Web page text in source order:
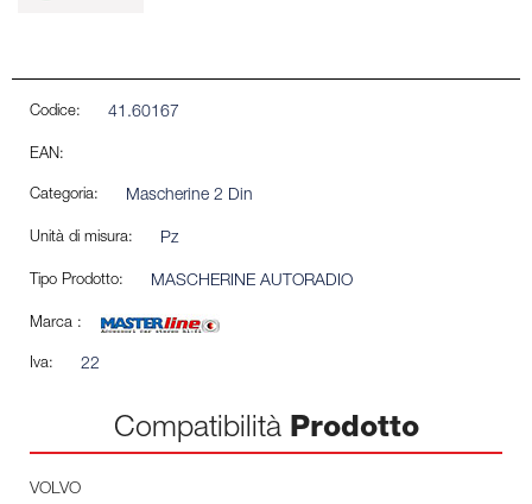
Codice: 41.60167
EAN:
Categoria: Mascherine 2 Din
Unità di misura: Pz
Tipo Prodotto: MASCHERINE AUTORADIO
Marca :
Iva: 22
Compatibilità Prodotto
VOLVO